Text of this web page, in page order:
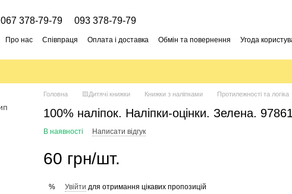
067 378-79-79 093 378-79-79
Про нас Співпраця Оплата і доставка Обмін та повернення Угода
Головна 🟨Дитячі книжки Книжки з наліпками Протилежності та логіка
100% наліпок. Наліпки-оцінки. Зелена.
В наявності Написати відгук
60 грн/шт.
% Увійти для отримання цікавих пропозицій